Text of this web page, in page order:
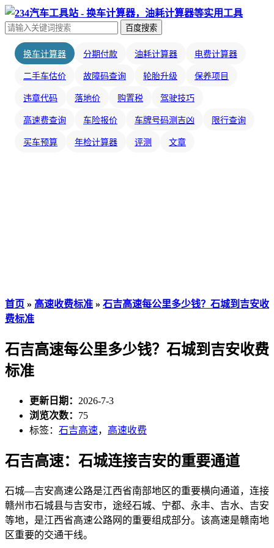
百度搜索
换车计算器 分期付款 油耗计算器 电费计算器
二手车估价 故障码查询 轮胎升级 保养项目
违章代码 落地价 购置税 驾驶技巧
高速费查询 车险报价 车牌号码测吉凶 限行查询
买车预算 年检计算器 评测 文章
首页 » 高速收费标准 » 石吉高速每公里多少钱？石城到吉安收
费标准
石吉高速每公里多少钱？石城到吉安收费
标准
更新日期： 2026-7-3
浏览次数： 75
标签： 石吉高速， 高速收费
石吉高速：石城连接吉安的重要通道
石城—吉安高速公路是江西省南部地区的重要横向通道，连接
赣州市石城县与吉安市，途经石城、宁都、永丰、吉水、吉安
等地，是江西省高速公路网的重要组成部分。该高速是赣南地
区重要的交通干线。